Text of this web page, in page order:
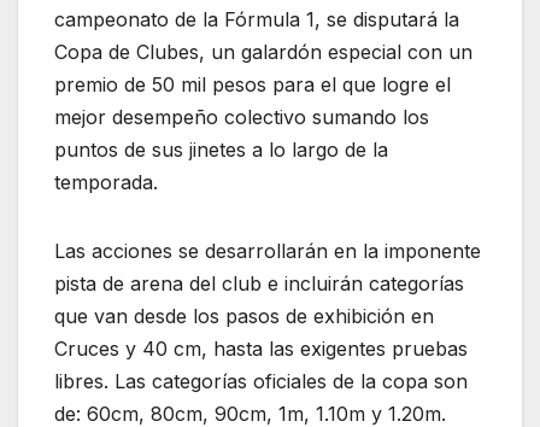
campeonato de la Fórmula 1, se disputará la
Copa de Clubes, un galardón especial con un
premio de 50 mil pesos para el que logre el
mejor desempeño colectivo sumando los
puntos de sus jinetes a lo largo de la
temporada.
Las acciones se desarrollarán en la imponente
pista de arena del club e incluirán categorías
que van desde los pasos de exhibición en
Cruces y 40 cm, hasta las exigentes pruebas
libres. Las categorías oficiales de la copa son
de: 60cm, 80cm, 90cm, 1m, 1.10m y 1.20m.